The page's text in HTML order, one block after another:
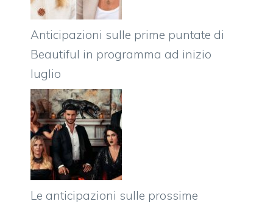
Anticipazioni sulle prime puntate di
Beautiful in programma ad inizio
luglio
Le anticipazioni sulle prossime